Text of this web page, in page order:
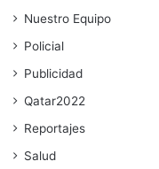
Nuestro Equipo
Policial
Publicidad
Qatar2022
Reportajes
Salud